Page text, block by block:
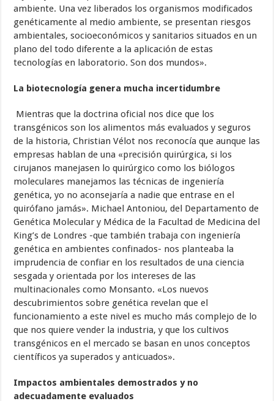
ambiente. Una vez liberados los organismos modificados
genéticamente al medio ambiente, se presentan riesgos
ambientales, socioeconómicos y sanitarios situados en un
plano del todo diferente a la aplicación de estas
tecnologías en laboratorio. Son dos mundos».
La biotecnología genera mucha incertidumbre
Mientras que la doctrina oficial nos dice que los
transgénicos son los alimentos más evaluados y seguros
de la historia, Christian Vélot nos reconocía que aunque las
empresas hablan de una «precisión quirúrgica, si los
cirujanos manejasen lo quirúrgico como los biólogos
moleculares manejamos las técnicas de ingeniería
genética, yo no aconsejaría a nadie que entrase en el
quirófano jamás». Michael Antoniou, del Departamento de
Genética Molecular y Médica de la Facultad de Medicina del
King’s de Londres -que también trabaja con ingeniería
genética en ambientes confinados- nos planteaba la
imprudencia de confiar en los resultados de una ciencia
sesgada y orientada por los intereses de las
multinacionales como Monsanto. «Los nuevos
descubrimientos sobre genética revelan que el
funcionamiento a este nivel es mucho más complejo de lo
que nos quiere vender la industria, y que los cultivos
transgénicos en el mercado se basan en unos conceptos
científicos ya superados y anticuados».
Impactos ambientales demostrados y no
adecuadamente evaluados